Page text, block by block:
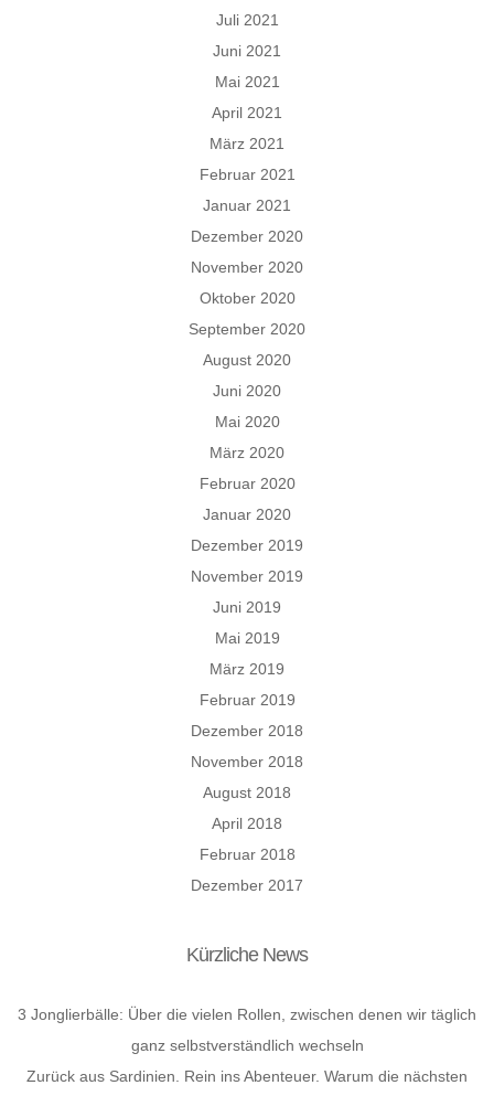
Juli 2021
Juni 2021
Mai 2021
April 2021
März 2021
Februar 2021
Januar 2021
Dezember 2020
November 2020
Oktober 2020
September 2020
August 2020
Juni 2020
Mai 2020
März 2020
Februar 2020
Januar 2020
Dezember 2019
November 2019
Juni 2019
Mai 2019
März 2019
Februar 2019
Dezember 2018
November 2018
August 2018
April 2018
Februar 2018
Dezember 2017
Kürzliche News
3 Jonglierbälle: Über die vielen Rollen, zwischen denen wir täglich
ganz selbstverständlich wechseln
Zurück aus Sardinien. Rein ins Abenteuer. Warum die nächsten